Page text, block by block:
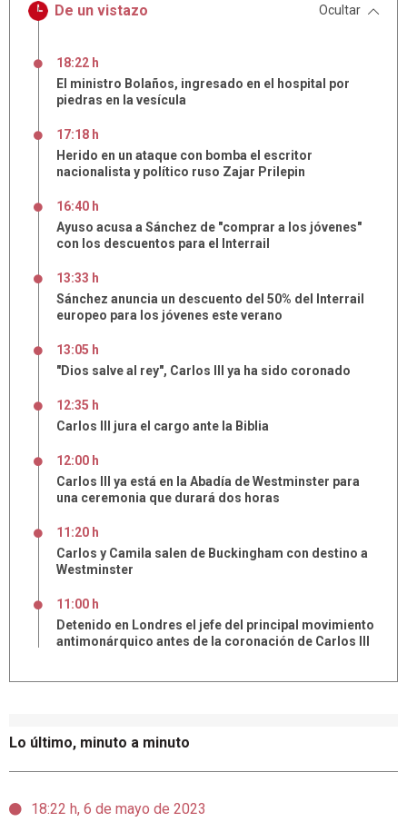
Lo último, minuto a minuto
18:22 h, 6 de mayo de 2023
De un vistazo Ocultar
18:22 h
El ministro Bolaños, ingresado en el hospital por
piedras en la vesícula
17:18 h
Herido en un ataque con bomba el escritor
nacionalista y político ruso Zajar Prilepin
16:40 h
Ayuso acusa a Sánchez de "comprar a los jóvenes"
con los descuentos para el Interrail
13:33 h
Sánchez anuncia un descuento del 50% del Interrail
europeo para los jóvenes este verano
13:05 h
"Dios salve al rey", Carlos III ya ha sido coronado
12:35 h
Carlos III jura el cargo ante la Biblia
12:00 h
Carlos III ya está en la Abadía de Westminster para
una ceremonia que durará dos horas
11:20 h
Carlos y Camila salen de Buckingham con destino a
Westminster
11:00 h
Detenido en Londres el jefe del principal movimiento
antimonárquico antes de la coronación de Carlos III